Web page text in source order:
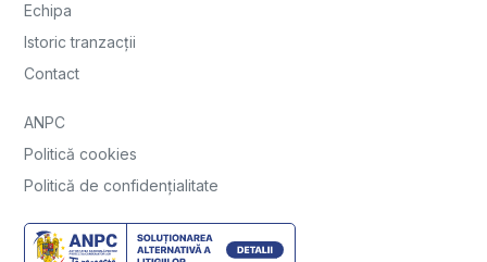
Echipa
Istoric tranzacții
Contact
ANPC
Politică cookies
Politică de confidențialitate